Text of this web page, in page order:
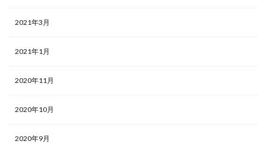
2021年3月
2021年1月
2020年11月
2020年10月
2020年9月